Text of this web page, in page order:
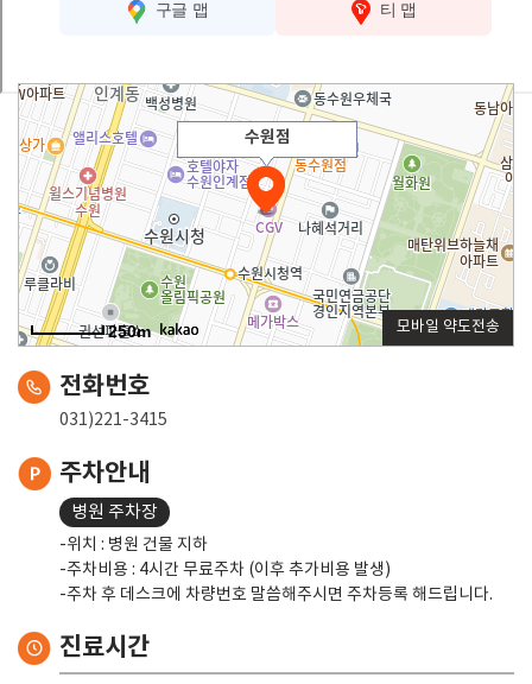
구글 맵 티 맵
모바일 약도전송
수원점
250m
전화번호
031)221-3415
주차안내
병원 주차장
-위치 : 병원 건물 지하
-주차비용 : 4시간 무료주차 (이후 추가비용 발생)
-주차 후 데스크에 차량번호 말씀해주시면 주차등록 해드립니다.
진료시간